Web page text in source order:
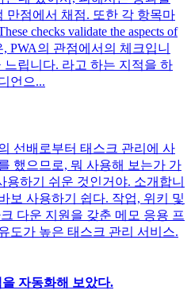
만점에서 채점. 또한 각 항목마
checks validate the aspects of
, PWA의 관점에서의 체크입니
느립니다. 라고 하는 지적을 하
언으...
선배로부터 태스크 관리에 사
했으므로, 뭐 사용해 보는가 가
하기 쉬운 것인거야. 소개합니
보 사용하기 쉽다. 작업, 위키 및
다운 지원을 갖춘 메모 응용 프
도가 높은 태스크 관리 서비스.
을 자동화해 보았다.